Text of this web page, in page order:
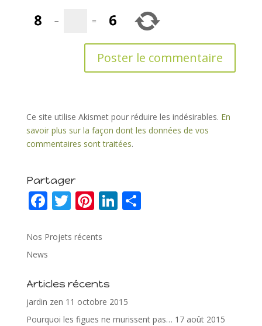
− =
Ce site utilise Akismet pour réduire les indésirables. En
savoir plus sur la façon dont les données de vos
commentaires sont traitées.
Partager
F
e
b
o
o
k
T
itt
Pi
er
st
Li
n
P
Nos Projets récents
News
Articles récents
jardin zen 11 octobre 2015
Pourquoi les figues ne murissent pas… 17 août 2015